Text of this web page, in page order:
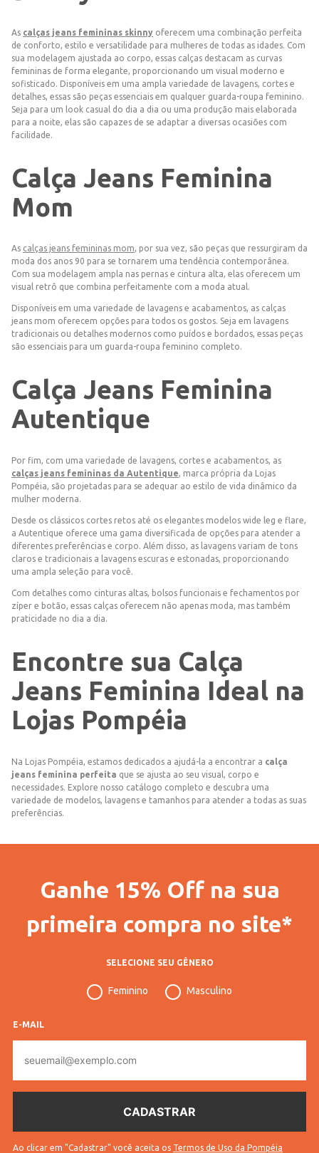
As calças jeans femininas skinny oferecem uma combinação perfeita
de conforto, estilo e versatilidade para mulheres de todas as idades. Com
sua modelagem ajustada ao corpo, essas calças destacam as curvas
femininas de forma elegante, proporcionando um visual moderno e
sofisticado. Disponíveis em uma ampla variedade de lavagens, cortes e
detalhes, essas são peças essenciais em qualquer guarda-roupa feminino.
Seja para um look casual do dia a dia ou uma produção mais elaborada
para a noite, elas são capazes de se adaptar a diversas ocasiões com
facilidade.
Calça Jeans Feminina
Mom
As calças jeans femininas mom, por sua vez, são peças que ressurgiram da
moda dos anos 90 para se tornarem uma tendência contemporânea.
Com sua modelagem ampla nas pernas e cintura alta, elas oferecem um
visual retrô que combina perfeitamente com a moda atual.
Disponíveis em uma variedade de lavagens e acabamentos, as calças
jeans mom oferecem opções para todos os gostos. Seja em lavagens
tradicionais ou detalhes modernos como puídos e bordados, essas peças
são essenciais para um guarda-roupa feminino completo.
Calça Jeans Feminina
Autentique
Por fim, com uma variedade de lavagens, cortes e acabamentos, as
calças jeans femininas da Autentique, marca própria da Lojas
Pompéia, são projetadas para se adequar ao estilo de vida dinâmico da
mulher moderna.
Desde os clássicos cortes retos até os elegantes modelos wide leg e flare,
a Autentique oferece uma gama diversificada de opções para atender a
diferentes preferências e corpo. Além disso, as lavagens variam de tons
claros e tradicionais a lavagens escuras e estonadas, proporcionando
uma ampla seleção para você.
Com detalhes como cinturas altas, bolsos funcionais e fechamentos por
zíper e botão, essas calças oferecem não apenas moda, mas também
praticidade no dia a dia.
Encontre sua Calça
Jeans Feminina Ideal na
Lojas Pompéia
Na Lojas Pompéia, estamos dedicados a ajudá-la a encontrar a calça
jeans feminina perfeita que se ajusta ao seu visual, corpo e
necessidades. Explore nosso catálogo completo e descubra uma
variedade de modelos, lavagens e tamanhos para atender a todas as suas
preferências.
Ganhe 15% Off na sua
primeira compra no site*
SELECIONE SEU GÊNERO
Feminino Masculino
E-MAIL
mail
Ao clicar em "Cadastrar" você aceita os Termos de Uso da Pompéia